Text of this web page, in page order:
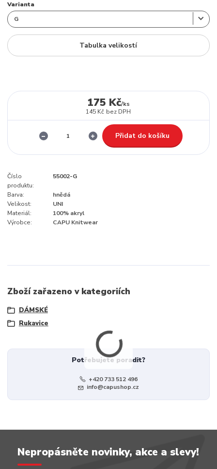
Varianta
Tabulka velikostí
175 Kč/ks
145 Kč bez DPH
Přidat do košíku
Číslo
produktu:
55002-G
Barva:
hnědá
Velikost:
UNI
Materiál:
100% akryl
Výrobce:
CAPU Knitwear
Zboží zařazeno v kategoriích
DÁMSKÉ
Rukavice
Potřebujete poradit?
+420 733 512 496
info@capushop.cz
Nepropásněte novinky, akce a slevy!